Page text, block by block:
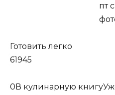
Готовить легко
61945
0 В кулинарную